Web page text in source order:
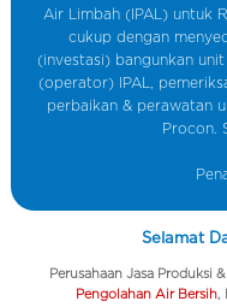
Air Limbah (IPAL) untuk
cukup dengan
(investasi) bangunkan
(operator) IPAL,
perbaikan & perawatan
Procon.
Selamat
Perusahaan Jasa Produksi
Pengolahan Air Bersih,